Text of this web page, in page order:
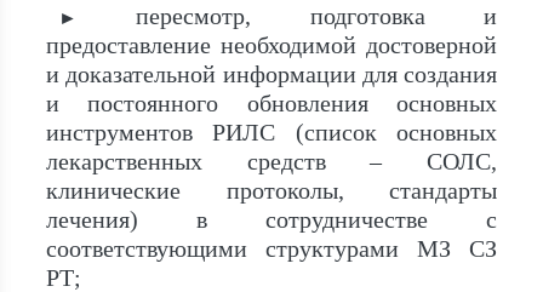
►
пересмотр, подготовка и
предоставление необходимой достоверной
и доказательной информации для создания
и постоянного обновления основных
инструментов РИЛС (список основных
лекарственных средств – СОЛС,
клинические протоколы, стандарты
лечения) в сотрудничестве с
соответствующими структурами МЗ СЗ
РТ;